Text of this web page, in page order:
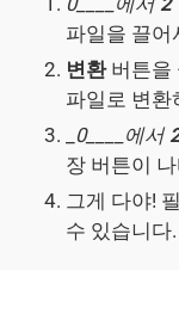
파일을 끌어
변환버튼을
파일로 변환
0____에서
장 버튼이
그게 다야!
수 있습니다.